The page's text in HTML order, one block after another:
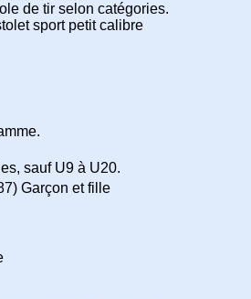
de tir selon catégories.
sport petit calibre
sauf U9 à U20.
Garçon et fille